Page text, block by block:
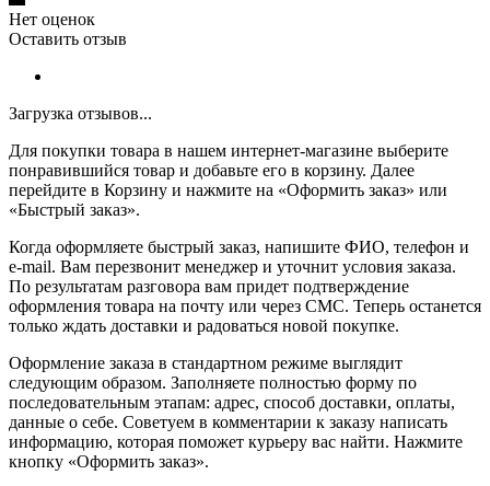
Нет оценок
Оставить отзыв
Загрузка отзывов...
Для покупки товара в нашем интернет-магазине выберите
понравившийся товар и добавьте его в корзину. Далее
перейдите в Корзину и нажмите на «Оформить заказ» или
«Быстрый заказ».
Когда оформляете быстрый заказ, напишите ФИО, телефон и
e-mail. Вам перезвонит менеджер и уточнит условия заказа.
По результатам разговора вам придет подтверждение
оформления товара на почту или через СМС. Теперь останется
только ждать доставки и радоваться новой покупке.
Оформление заказа в стандартном режиме выглядит
следующим образом. Заполняете полностью форму по
последовательным этапам: адрес, способ доставки, оплаты,
данные о себе. Советуем в комментарии к заказу написать
информацию, которая поможет курьеру вас найти. Нажмите
кнопку «Оформить заказ».